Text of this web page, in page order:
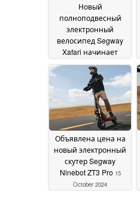
Новый
полноподвесный
электронный
велосипед Segway
Xafari начинает
продаваться со
скидкой
08 January 2025
Объявлена цена на
новый электронный
скутер Segway
Ninebot ZT3 Pro 15
October 2024